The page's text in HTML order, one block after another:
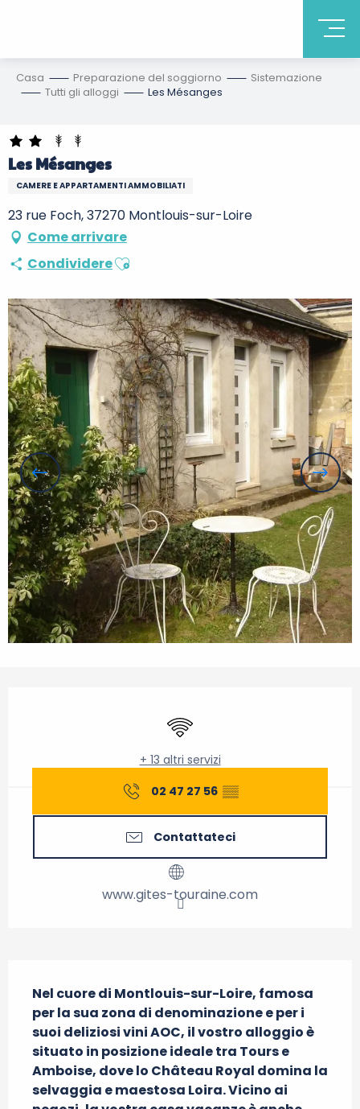
Casa Preparazione del soggiorno
Sistemazione
Tutti gli alloggi
Les Mésanges
Les Mésanges
CAMERE E APPARTAMENTI AMMOBILIATI
23 rue Foch, 37270 Montlouis-sur-Loire
Come arrivare
CondividereAjouter aux favoris
Wi-Fi
+ 13 altri servizi
02 47 27 56 ▒▒
Contattateci
www.gites-touraine.com
Nel cuore di Montlouis-sur-Loire, famosa
per la sua zona di denominazione e per i
suoi deliziosi vini AOC, il vostro alloggio è
situato in posizione ideale tra Tours e
Amboise, dove lo Château Royal domina la
selvaggia e maestosa Loira. Vicino ai